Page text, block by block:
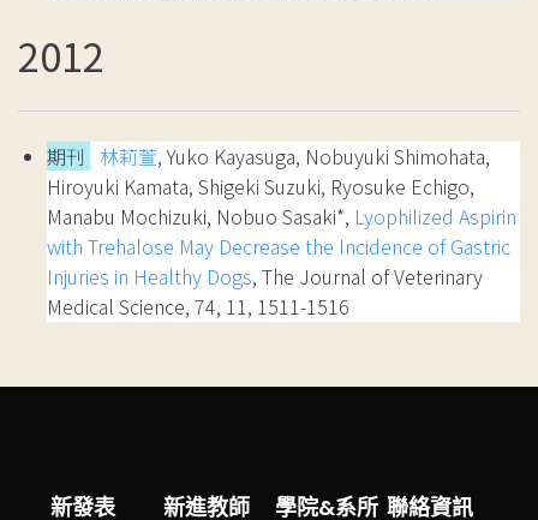
2012
期刊 林莉萱, Yuko Kayasuga, Nobuyuki Shimohata,
Hiroyuki Kamata, Shigeki Suzuki, Ryosuke Echigo,
Manabu Mochizuki, Nobuo Sasaki*, Lyophilized Aspirin
with Trehalose May Decrease the Incidence of Gastric
Injuries in Healthy Dogs, The Journal of Veterinary
Medical Science, 74, 11, 1511-1516
聯絡資訊
學院&系所
新進教師
新發表